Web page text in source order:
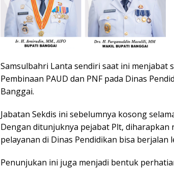
Samsulbahri Lanta sendiri saat ini menjabat
Pembinaan PAUD dan PNF pada Dinas
Banggai.
Jabatan Sekdis ini sebelumnya kosong
Dengan ditunjuknya pejabat Plt, diharapkan
pelayanan di Dinas Pendidikan bisa berjalan
Penunjukan ini juga menjadi bentuk